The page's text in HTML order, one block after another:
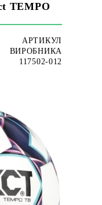
TEMPO
АРТИКУЛ
ВИРОБНИКА
117502-012